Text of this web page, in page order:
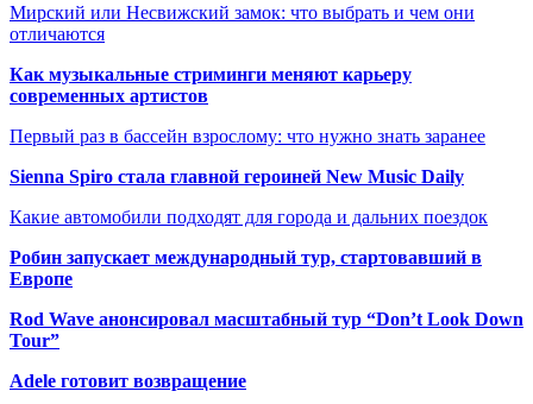
Мирский или Несвижский замок: что выбрать и чем они
отличаются
Как музыкальные стриминги меняют карьеру
современных артистов
Первый раз в бассейн взрослому: что нужно знать заранее
Sienna Spiro стала главной героиней New Music Daily
Какие автомобили подходят для города и дальних поездок
Робин запускает международный тур, стартовавший в
Европе
Rod Wave анонсировал масштабный тур “Don’t Look Down
Tour”
Adele готовит возвращение